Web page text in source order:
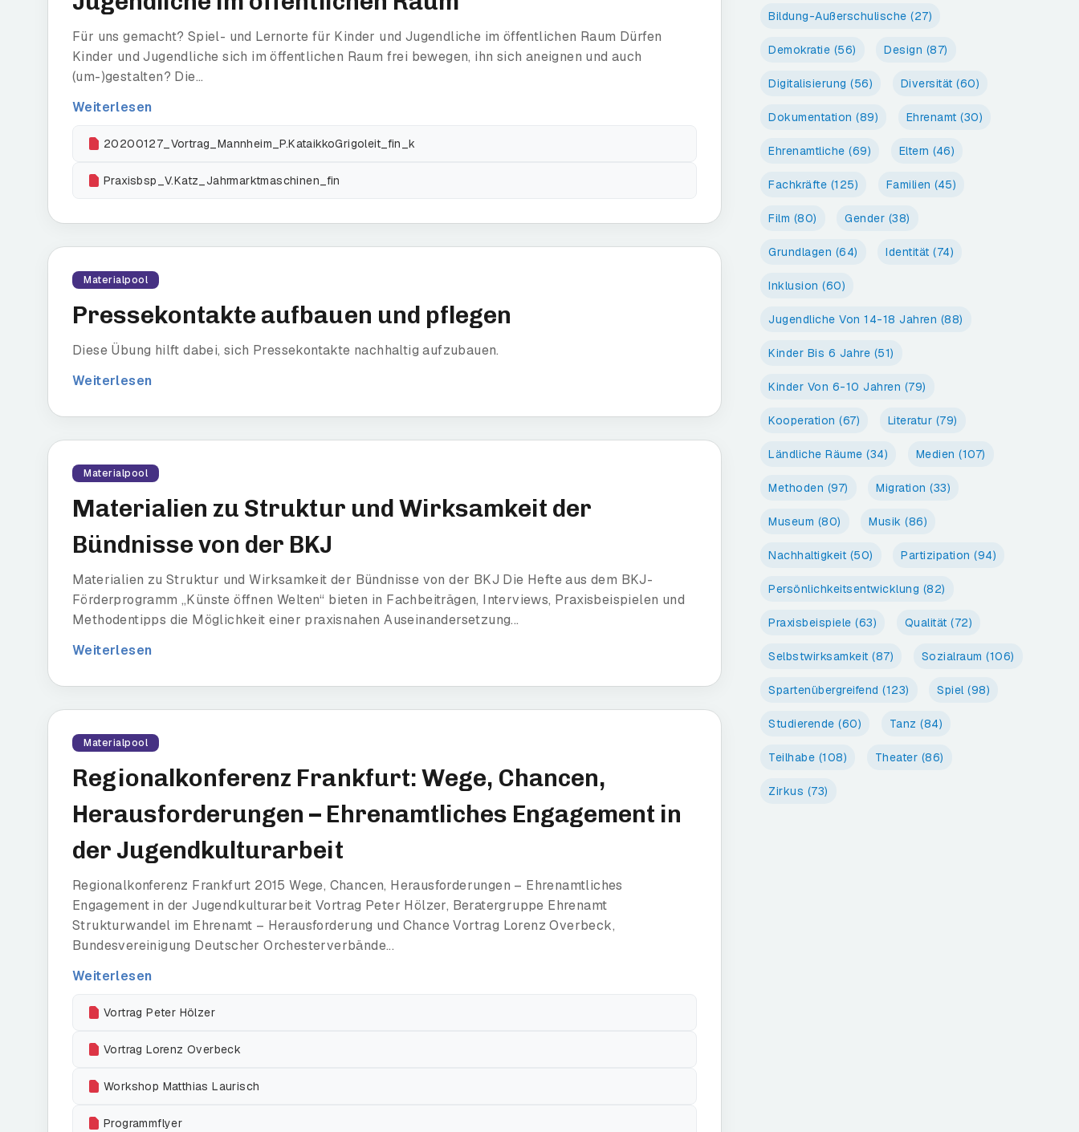
Für uns gemacht? Spiel- und Lernorte für Kinder und Jugendliche im öffentlichen Raum Dürfen
Kinder und Jugendliche sich im öffentlichen Raum frei bewegen, ihn sich aneignen und auch
(um-)gestalten? Die...
Weiterlesen
20200127_Vortrag_Mannheim_P.KataikkoGrigoleit_fin_k
Praxisbsp_V.Katz_Jahrmarktmaschinen_fin
Materialpool
Pressekontakte aufbauen und pflegen
Diese Übung hilft dabei, sich Pressekontakte nachhaltig aufzubauen.
Weiterlesen
Materialpool
Materialien zu Struktur und Wirksamkeit der
Bündnisse von der BKJ
Materialien zu Struktur und Wirksamkeit der Bündnisse von der BKJ Die Hefte aus dem BKJ-
Förderprogramm „Künste öffnen Welten“ bieten in Fachbeiträgen, Interviews, Praxisbeispielen und
Methodentipps die Möglichkeit einer praxisnahen Auseinandersetzung...
Weiterlesen
Materialpool
Regionalkonferenz Frankfurt: Wege, Chancen,
Herausforderungen – Ehrenamtliches Engagement in
der Jugendkulturarbeit
Regionalkonferenz Frankfurt 2015 Wege, Chancen, Herausforderungen – Ehrenamtliches
Engagement in der Jugendkulturarbeit Vortrag Peter Hölzer, Beratergruppe Ehrenamt
Strukturwandel im Ehrenamt – Herausforderung und Chance Vortrag Lorenz Overbeck,
Bundesvereinigung Deutscher Orchesterverbände...
Weiterlesen
Vortrag Peter Hölzer
Vortrag Lorenz Overbeck
Workshop Matthias Laurisch
Programmflyer
Bildung-Außerschulische (27)
Demokratie (56) Design (87)
Digitalisierung (56) Diversität (60)
Dokumentation (89) Ehrenamt (30)
Ehrenamtliche (69) Eltern (46)
Fachkräfte (125) Familien (45)
Film (80) Gender (38)
Grundlagen (64) Identität (74)
Inklusion (60)
Jugendliche Von 14-18 Jahren (88)
Kinder Bis 6 Jahre (51)
Kinder Von 6-10 Jahren (79)
Kooperation (67) Literatur (79)
Ländliche Räume (34) Medien (107)
Methoden (97) Migration (33)
Museum (80) Musik (86)
Nachhaltigkeit (50) Partizipation (94)
Persönlichkeitsentwicklung (82)
Praxisbeispiele (63) Qualität (72)
Selbstwirksamkeit (87) Sozialraum (106)
Spartenübergreifend (123) Spiel(98)
Studierende (60) Tanz (84)
Teilhabe (108) Theater (86)
Zirkus (73)